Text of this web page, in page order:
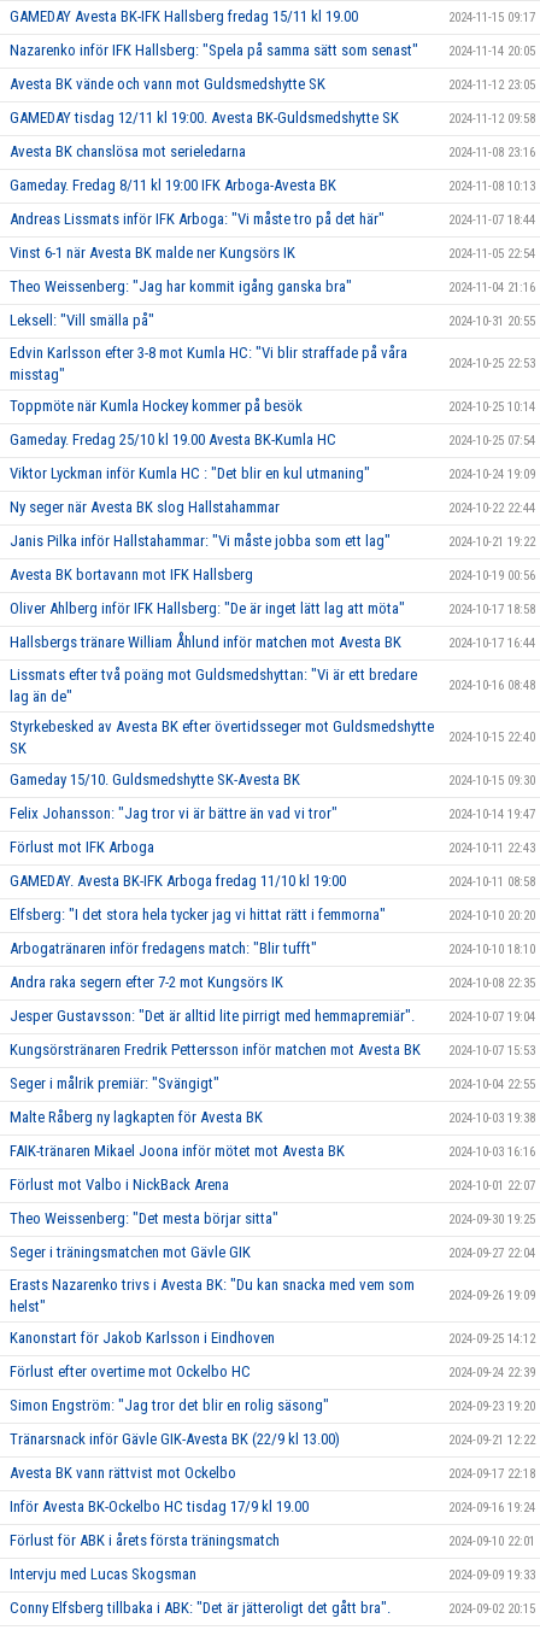
GAMEDAY Avesta BK-IFK Hallsberg fredag 15/11 kl 19.00 2024-11-15 09:17
Nazarenko inför IFK Hallsberg: "Spela på samma sätt som senast" 2024-11-14 20:05
Avesta BK vände och vann mot Guldsmedshytte SK 2024-11-12 23:05
GAMEDAY tisdag 12/11 kl 19:00. Avesta BK-Guldsmedshytte SK 2024-11-12 09:58
Avesta BK chanslösa mot serieledarna 2024-11-08 23:16
Gameday. Fredag 8/11 kl 19:00 IFK Arboga-Avesta BK 2024-11-08 10:13
Andreas Lissmats inför IFK Arboga: "Vi måste tro på det här" 2024-11-07 18:44
Vinst 6-1 när Avesta BK malde ner Kungsörs IK 2024-11-05 22:54
Theo Weissenberg: "Jag har kommit igång ganska bra" 2024-11-04 21:16
Leksell: "Vill smälla på" 2024-10-31 20:55
Edvin Karlsson efter 3-8 mot Kumla HC: "Vi blir straffade på våra
misstag"
2024-10-25 22:53
Toppmöte när Kumla Hockey kommer på besök 2024-10-25 10:14
Gameday. Fredag 25/10 kl 19.00 Avesta BK-Kumla HC 2024-10-25 07:54
Viktor Lyckman inför Kumla HC : "Det blir en kul utmaning" 2024-10-24 19:09
Ny seger när Avesta BK slog Hallstahammar 2024-10-22 22:44
Janis Pilka inför Hallstahammar: "Vi måste jobba som ett lag" 2024-10-21 19:22
Avesta BK bortavann mot IFK Hallsberg 2024-10-19 00:56
Oliver Ahlberg inför IFK Hallsberg: "De är inget lätt lag att möta" 2024-10-17 18:58
Hallsbergs tränare William Åhlund inför matchen mot Avesta BK 2024-10-17 16:44
Lissmats efter två poäng mot Guldsmedshyttan: "Vi är ett bredare
lag än de"
2024-10-16 08:48
Styrkebesked av Avesta BK efter övertidsseger mot Guldsmedshytte
SK
2024-10-15 22:40
Gameday 15/10. Guldsmedshytte SK-Avesta BK 2024-10-15 09:30
Felix Johansson: "Jag tror vi är bättre än vad vi tror" 2024-10-14 19:47
Förlust mot IFK Arboga 2024-10-11 22:43
GAMEDAY. Avesta BK-IFK Arboga fredag 11/10 kl 19:00 2024-10-11 08:58
Elfsberg: "I det stora hela tycker jag vi hittat rätt i femmorna" 2024-10-10 20:20
Arbogatränaren inför fredagens match: "Blir tufft" 2024-10-10 18:10
Andra raka segern efter 7-2 mot Kungsörs IK 2024-10-08 22:35
Jesper Gustavsson: "Det är alltid lite pirrigt med hemmapremiär". 2024-10-07 19:04
Kungsörstränaren Fredrik Pettersson inför matchen mot Avesta BK 2024-10-07 15:53
Seger i målrik premiär: "Svängigt" 2024-10-04 22:55
Malte Råberg ny lagkapten för Avesta BK 2024-10-03 19:38
FAIK-tränaren Mikael Joona inför mötet mot Avesta BK 2024-10-03 16:16
Förlust mot Valbo i NickBack Arena 2024-10-01 22:07
Theo Weissenberg: "Det mesta börjar sitta" 2024-09-30 19:25
Seger i träningsmatchen mot Gävle GIK 2024-09-27 22:04
Erasts Nazarenko trivs i Avesta BK: "Du kan snacka med vem som
helst"
2024-09-26 19:09
Kanonstart för Jakob Karlsson i Eindhoven 2024-09-25 14:12
Förlust efter overtime mot Ockelbo HC 2024-09-24 22:39
Simon Engström: "Jag tror det blir en rolig säsong" 2024-09-23 19:20
Tränarsnack inför Gävle GIK-Avesta BK (22/9 kl 13.00) 2024-09-21 12:22
Avesta BK vann rättvist mot Ockelbo 2024-09-17 22:18
Inför Avesta BK-Ockelbo HC tisdag 17/9 kl 19.00 2024-09-16 19:24
Förlust för ABK i årets första träningsmatch 2024-09-10 22:01
Intervju med Lucas Skogsman 2024-09-09 19:33
Conny Elfsberg tillbaka i ABK: "Det är jätteroligt det gått bra". 2024-09-02 20:15